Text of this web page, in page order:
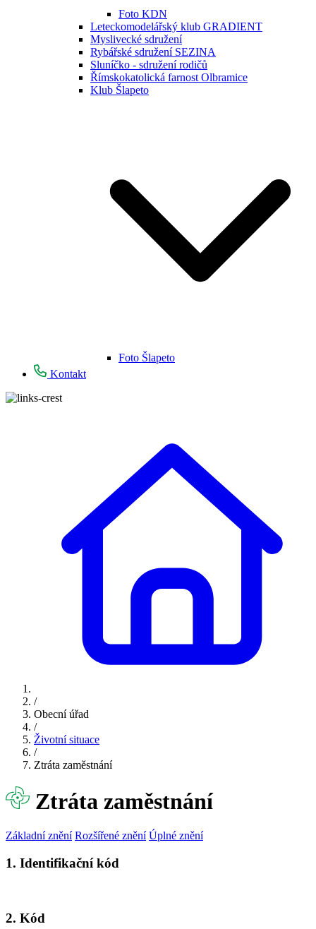
Foto KDN
Leteckomodelářský klub GRADIENT
Myslivecké sdružení
Rybářské sdružení SEZINA
Sluníčko - sdružení rodičů
Římskokatolická farnost Olbramice
Klub Šlapeto
Foto Šlapeto
Kontakt
/
Obecní úřad
/
Životní situace
/
Ztráta zaměstnání
Ztráta zaměstnání
Základní znění Rozšířené znění Úplné znění
1. Identifikační kód
2. Kód